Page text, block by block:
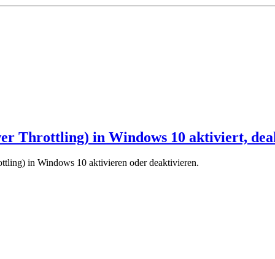
Throttling) in Windows 10 aktiviert,
in Windows 10 aktivieren oder deaktivieren.